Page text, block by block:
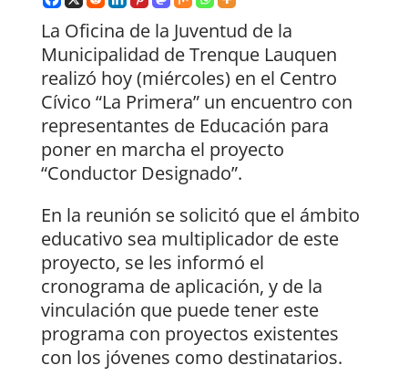
La Oficina de la Juventud de la
Municipalidad de Trenque Lauquen
realizó hoy (miércoles) en el Centro
Cívico “La Primera” un encuentro con
representantes de Educación para
poner en marcha el proyecto
“Conductor Designado”.
En la reunión se solicitó que el ámbito
educativo sea multiplicador de este
proyecto, se les informó el
cronograma de aplicación, y de la
vinculación que puede tener este
programa con proyectos existentes
con los jóvenes como destinatarios.